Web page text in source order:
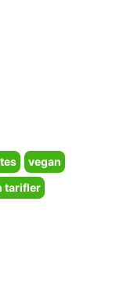
vegan
tarifler